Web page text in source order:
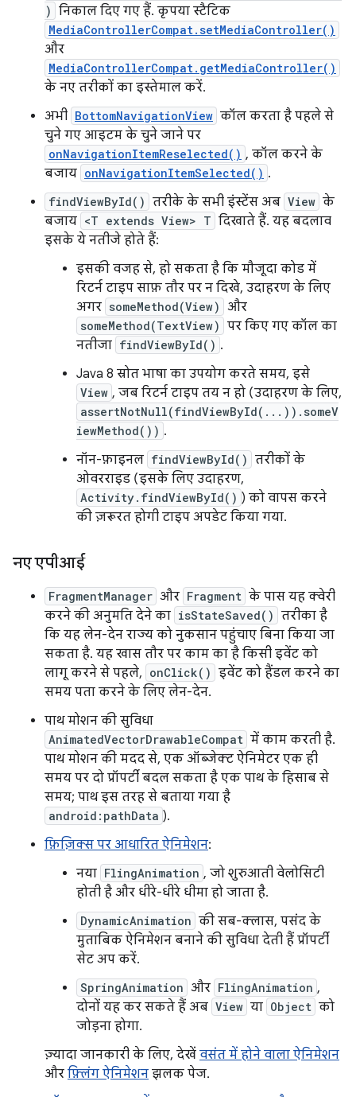
) निकाल दिए गए हैं. कृपया स्टैटिक
MediaControllerCompat.setMediaController()
और
MediaControllerCompat.getMediaController()
के नए तरीकों का इस्तेमाल करें.
अभी BottomNavigationView कॉल करता है पहले से
चुने गए आइटम के चुने जाने पर
onNavigationItemReselected() , कॉल करने के
बजाय onNavigationItemSelected() .
findViewById() तरीके के सभी इंस्टेंस अब View के
बजाय <T extends View> T दिखाते हैं. यह बदलाव
इसके ये नतीजे होते हैं:
इसकी वजह से, हो सकता है कि मौजूदा कोड में
रिटर्न टाइप साफ़ तौर पर न दिखे, उदाहरण के लिए
अगर someMethod(View) और
someMethod(TextView) पर किए गए कॉल का
नतीजा findViewById() .
Java 8 स्रोत भाषा का उपयोग करते समय, इसे
View , जब रिटर्न टाइप तय न हो (उदाहरण के लिए,
assertNotNull(findViewById(...)).someV
iewMethod()) .
नॉन-फ़ाइनल findViewById() तरीकों के
ओवरराइड (इसके लिए उदाहरण,
Activity.findViewById() ) को वापस करने
की ज़रूरत होगी टाइप अपडेट किया गया.
नए एपीआई
FragmentManager और Fragment के पास यह क्वेरी
करने की अनुमति देने का isStateSaved() तरीका है
कि यह लेन-देन राज्य को नुकसान पहुंचाए बिना किया जा
सकता है. यह खास तौर पर काम का है किसी इवेंट को
लागू करने से पहले, onClick() इवेंट को हैंडल करने का
समय पता करने के लिए लेन-देन.
पाथ मोशन की सुविधा
AnimatedVectorDrawableCompat में काम करती है.
पाथ मोशन की मदद से, एक ऑब्जेक्ट ऐनिमेटर एक ही
समय पर दो प्रॉपर्टी बदल सकता है एक पाथ के हिसाब से
समय; पाथ इस तरह से बताया गया है
android:pathData ).
फ़िज़िक्स पर आधारित ऐनिमेशन:
नया FlingAnimation , जो शुरुआती वेलोसिटी
होती है और धीरे-धीरे धीमा हो जाता है.
DynamicAnimation की सब-क्लास, पसंद के
मुताबिक ऐनिमेशन बनाने की सुविधा देती हैं प्रॉपर्टी
सेट अप करें.
SpringAnimation और FlingAnimation ,
दोनों यह कर सकते हैं अब View या Object को
जोड़ना होगा.
ज़्यादा जानकारी के लिए, देखें वसंत में होने वाला ऐनिमेशन
और फ़्लिंग ऐनिमेशन झलक पेज.